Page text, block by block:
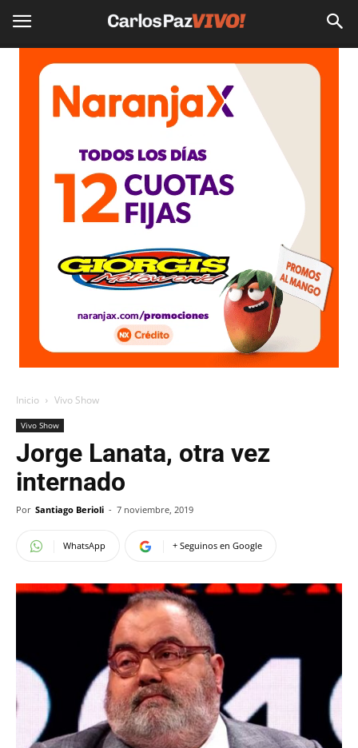
Inicio Vivo Show
Vivo Show
Jorge Lanata, otra vez
internado
Por Santiago Berioli - 7 noviembre, 2019
WhatsApp + Seguinos en Google